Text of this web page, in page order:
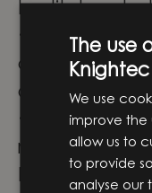
·
change
av
· Arbete i
reglerade
kvalitetsarbete
The use
We use
improve the
allow us to
to provide
analyse our